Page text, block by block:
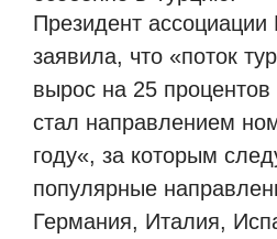
Президент
заявила, что «поток
вырос на 25 процентов
стал направлением
году«, за которым
популярные
Германия, Италия,